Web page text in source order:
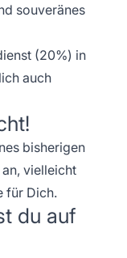
souveränes
(20%) in
auch
bisherigen
vielleicht
für Dich.
du auf